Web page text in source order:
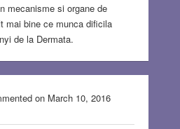
mecanisme si organe de
mai bine ce munca dificila
de la Dermata.
on March 10, 2016